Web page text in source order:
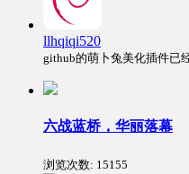
llhqiqi520
github的萌卜兔美化插件已
六战蓝桥，华丽落幕
浏览次数: 15155